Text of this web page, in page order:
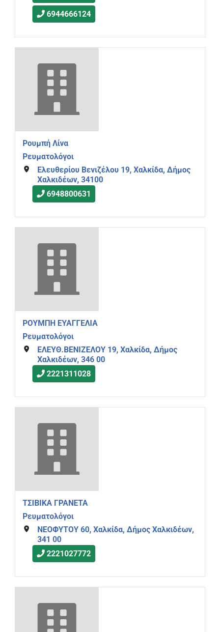
6944666124
Ρουμπή Λίνα
Ρευματολόγοι
Ελευθερίου Βενιζέλου 19, Χαλκίδα, Δήμος
Χαλκιδέων, 34100
6948800631
ΡΟΥΜΠΗ ΕΥΑΓΓΕΛΙΑ
Ρευματολόγοι
ΕΛΕΥΘ.ΒΕΝΙΖΕΛΟΥ 19, Χαλκίδα, Δήμος
Χαλκιδέων, 346 00
2221311028
ΤΣΙΒΙΚΑ ΓΡΑΝΕΤΑ
Ρευματολόγοι
ΝΕΟΦΥΤΟΥ 60, Χαλκίδα, Δήμος Χαλκιδέων,
341 00
2221027772